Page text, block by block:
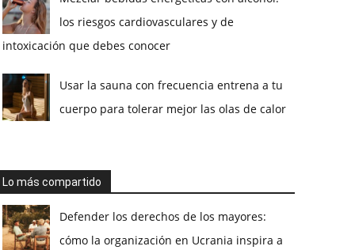
los riesgos cardiovasculares y de
intoxicación que debes conocer
Usar la sauna con frecuencia entrena a tu
cuerpo para tolerar mejor las olas de calor
Lo más compartido
Defender los derechos de los mayores:
cómo la organización en Ucrania inspira a